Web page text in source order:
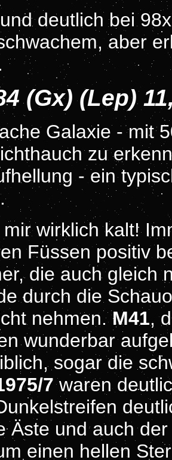
deutlich bei
aber
(Gx) (Lep)
Galaxie - mit
zu
- ein
wirklich kalt!
Füssen positiv
die auch gleich
durch die
nehmen.M41,
wunderbar
sogar die
7waren
Äste und auch
einen hellen